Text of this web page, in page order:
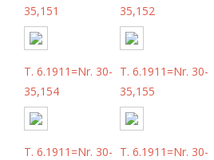
35,151
35,152
T. 6.1911=Nr. 30-
35,154
T. 6.1911=Nr. 30-
35,155
T. 6.1911=Nr. 30- T. 6.1911=Nr. 30-